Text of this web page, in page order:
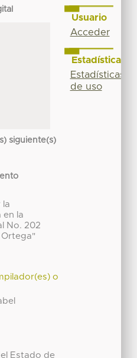
siguiente(s)
la
en la
No. 202
Ortega"
o
Estado de
Usuario
Acceder
Estadísticas
Estadísticas
de uso